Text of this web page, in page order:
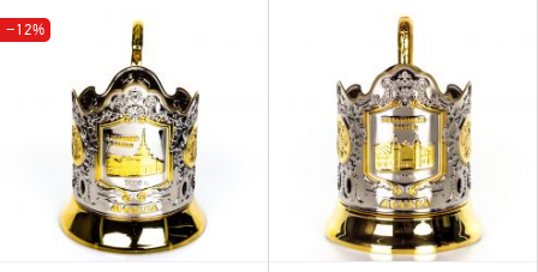
−12%
быстрый просмотр